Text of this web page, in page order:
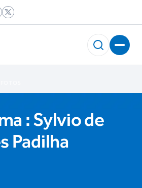
: Sylvio de
Padilha